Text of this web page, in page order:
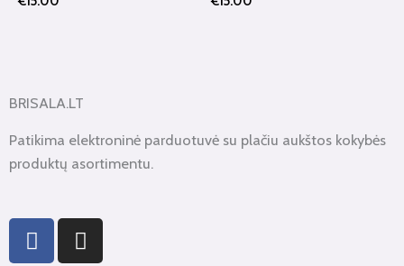
BRISALA.LT
Patikima elektroninė parduotuvė su plačiu aukštos kokybės
produktų asortimentu.
F
a
I
n